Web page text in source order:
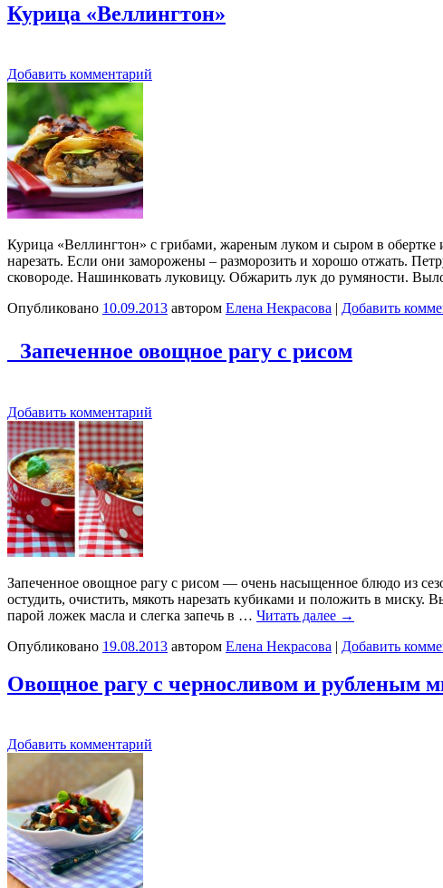
Курица «Веллингтон»
Добавить комментарий
Курица «Веллингтон» с грибами, жареным луком и сыром в
нарезать. Если они заморожены – разморозить и хорошо отжать.
сковороде. Нашинковать луковицу. Обжарить лук до румяности.
Опубликовано 10.09.2013 автором Елена Некрасова | Добавить
Запеченное овощное рагу с рисом
Добавить комментарий
Запеченное овощное рагу с рисом — очень насыщенное блюдо из
остудить, очистить, мякоть нарезать кубиками и положить в
парой ложек масла и слегка запечь в … Читать далее →
Опубликовано 19.08.2013 автором Елена Некрасова | Добавить
Овощное рагу с черносливом и рубленым
Добавить комментарий